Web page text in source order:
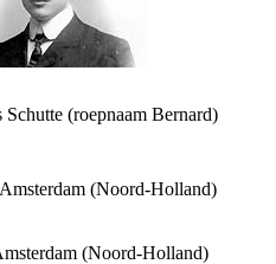
Schutte (roepnaam Bernard)
(Noord-Holland)
(Noord-Holland)